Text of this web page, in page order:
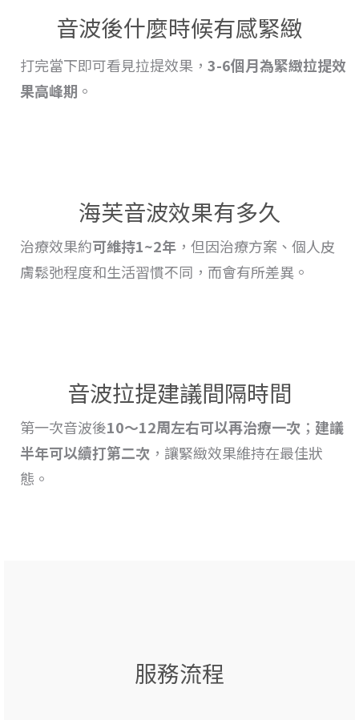
音波後什麼時候有感緊緻
打完當下即可看見拉提效果， 3-6個月為緊緻拉提效
果高峰期 。
海芙音波效果有多久
治療效果約可維持1~2年 ，但因治療方案、個人皮
膚鬆弛程度和生活習慣不同，而會有所差異。
音波拉提建議間隔時間
第一次音波後10～12周左右可以再治療一次 ； 建議
半年可以續打第二次 ，讓緊緻效果維持在最佳狀
態。
服務流程